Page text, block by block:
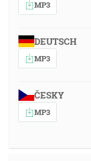
MP3
DEUTSCH
MP3
ČESKY
MP3